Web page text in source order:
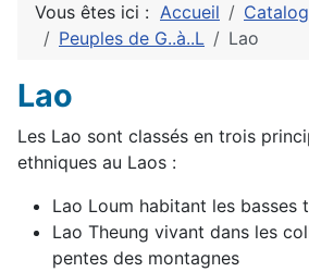
Vous êtes ici : Accueil
Peuples de G..à..L
Lao
Lao
Les Lao sont classés en trois
ethniques au Laos :
Lao Loum habitant les basses
Lao Theung vivant dans les
pentes des montagnes